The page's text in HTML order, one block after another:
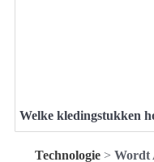
Welke kledingstukken
Technologie> Wordt